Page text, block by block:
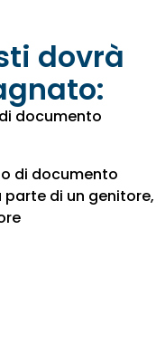
dovrà
documento
di documento
di un genitore,